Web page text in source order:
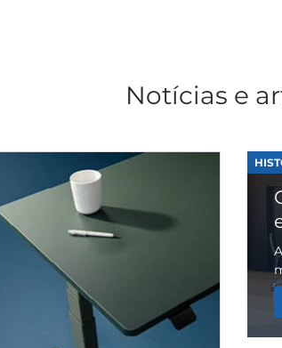
Notícias e